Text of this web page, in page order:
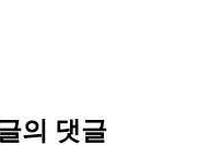
의 댓글